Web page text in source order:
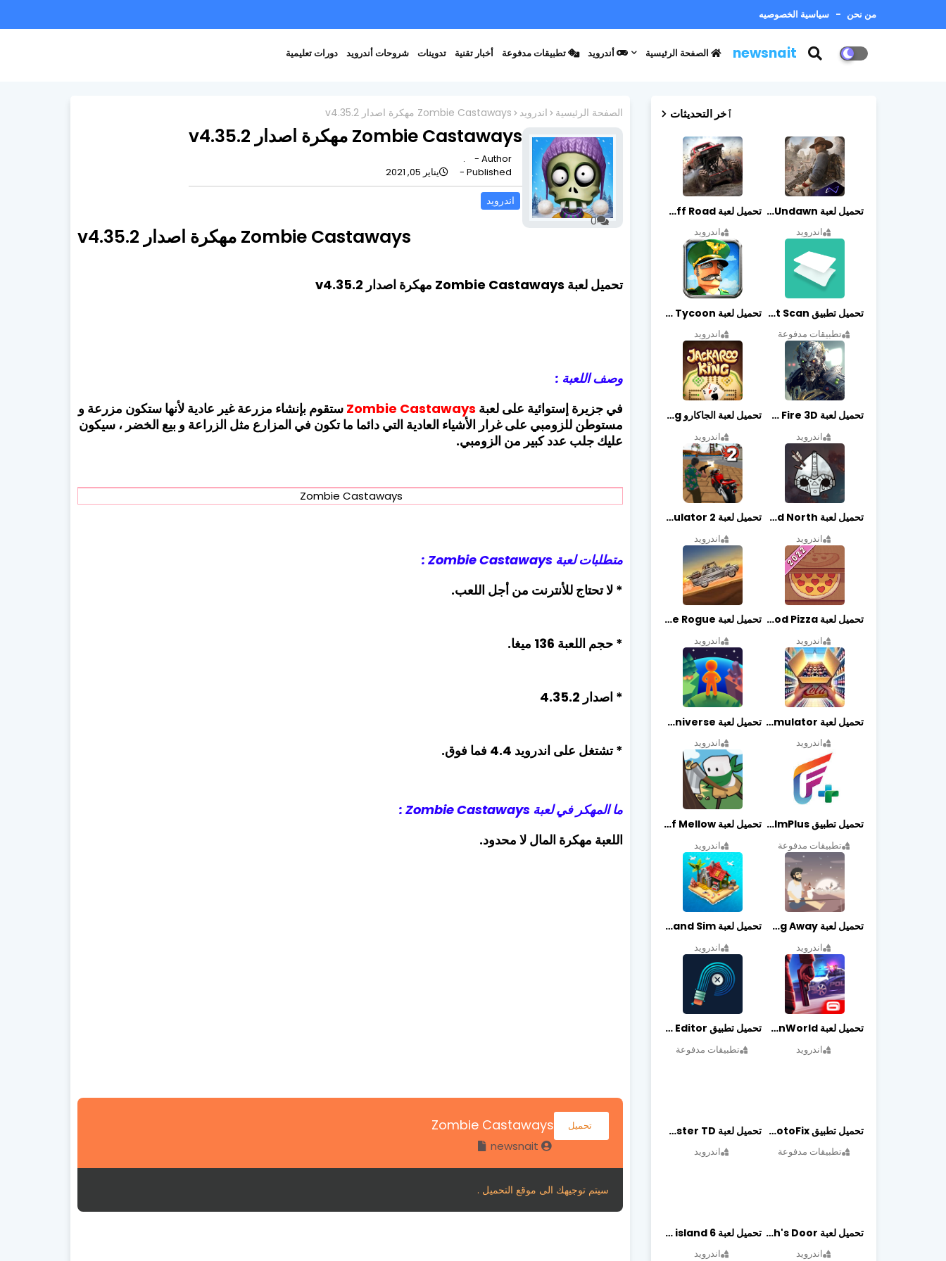
من نحن سياسية الخصوصيه
newsnait دورات تعليمية شروحات أندرويد تدوينات أخبار تقنية تطبيقات مدفوعة أندرويد الصفحة الرئيسية
الصفحة الرئيسية اندرويد Zombie Castaways مهكرة اصدار v4.35.2
Zombie Castaways مهكرة اصدار v4.35.2
Author -
.
Published -
يناير 05, 2021
اندرويد
0
Zombie Castaways مهكرة اصدار v4.35.2
تحميل لعبة Zombie Castaways مهكرة اصدار v4.35.2
وصف اللعبة :
في جزيرة إستوائية على لعبة
Zombie Castaways
ستقوم بإنشاء مزرعة غير عادية لأنها ستكون مزرعة و
مستوطن للزومبي على غرار الأشياء العادية التي دائما ما تكون في المزارع مثل الزراعة و بيع الخضر ، سيكون
عليك جلب عدد كبير من الزومبي.
Zombie Castaways
متطلبات لعبة Zombie Castaways :
* لا تحتاج للأنترنت من أجل اللعب.
* حجم اللعبة 136 ميغا.
* اصدار 4.35.2
* تشتغل على اندرويد 4.4 فما فوق.
ما المهكر في لعبة Zombie Castaways :
اللعبة مهكرة المال لا محدود.
Zombie Castaways تحميل
سيتم توجيهك الى موقع التحميل .
ٱخر التحديثات
تحميل لعبة Undawn مهكرة للأندرويد أخر إصدار | تحميل مباشر + موارد غير محدودة
اندرويد
تحميل لعبة Trucks Off Road مهكرة اخر اصدار
اندرويد
تحميل تطبيق vFlat Scan مهكر آخر إصدار
تطبيقات مدفوعة
تحميل لعبة Idle Military SCH Tycoon مهكرة آخر إصدار
اندرويد
تحميل لعبة Zombie Fire 3D مهكرة آخر إصدار
اندرويد
تحميل لعبة الجاكارو jackaroo king آخر إصدار
اندرويد
تحميل لعبة Bad North مهكرة آخر إصدار
اندرويد
تحميل لعبة Vegas crime simulator 2 مهكرة اخر اصدار
اندرويد
تحميل لعبة Good Pizza مهكرة اخر اصدار
اندرويد
تحميل لعبة Earn to Die Rogue مهكرة اخر اصدار
اندرويد
تحميل لعبة Retail Store Simulator مهكرة اخر اصدار
اندرويد
تحميل لعبة My Little Universe مهكرة أخر إصدار
اندرويد
تحميل تطبيق FilmPlus أخر إصدار
تطبيقات مدفوعة
تحميل لعبة Life of Mellow مهكرة أخر إصدار
اندرويد
تحميل لعبة Casting Away مهكرة أخر إصدار
اندرويد
تحميل لعبة Fantasy Island Sim مهكرة أخر إصدار
اندرويد
تحميل لعبة Gangstar New Orleans OpenWorld مهكرة أخر إصدار
اندرويد
تحميل تطبيق Retouch Remove Objects Editor مهكرة اخر إصدار
تطبيقات مدفوعة
تحميل تطبيق PhotoFix مهكر آخر إصدار
تطبيقات مدفوعة
تحميل لعبة Candy Disaster TD مهكرة اخر إصدار
اندرويد
تحميل لعبة Death's Door مهكرة أخر إصدار
اندرويد
تحميل لعبة city island 6 مهكرة أخر إصدار
اندرويد